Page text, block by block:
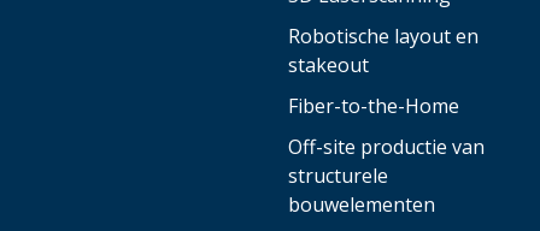
Robotische layout en
stakeout
Fiber-to-the-Home
Off-site productie van
structurele
bouwelementen